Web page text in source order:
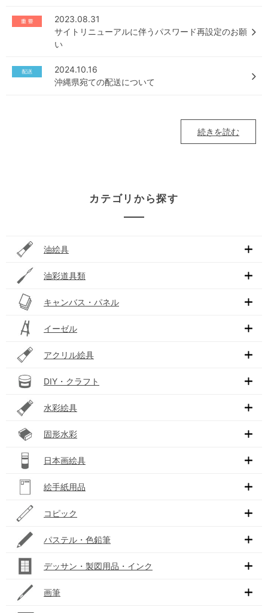
2023.08.31
サイトリニューアルに伴うパスワード再設定のお願
い
2024.10.16
沖縄県宛ての配送について
続きを読む
カテゴリから探す
油絵具
油彩道具類
キャンバス・パネル
イーゼル
アクリル絵具
DIY・クラフト
水彩絵具
固形水彩
日本画絵具
絵手紙用品
コピック
パステル・色鉛筆
デッサン・製図用品・インク
画筆